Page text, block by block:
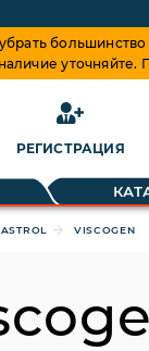
большинство
РЕГИСТРАЦИЯ
товары
VISCOGEN